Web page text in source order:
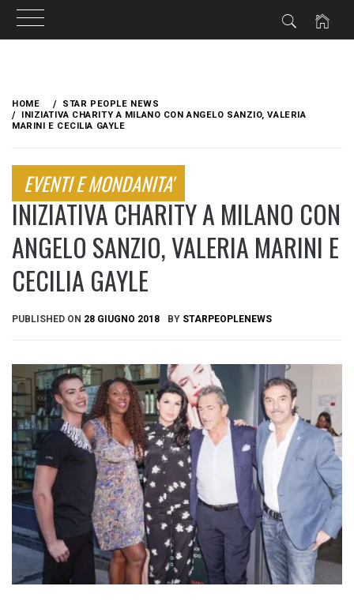
content
HOME
STAR PEOPLE NEWS
INIZIATIVA CHARITY A MILANO CON ANGELO SANZIO, VALERIA
MARINI E CECILIA GAYLE
EVENTI E MONDANITA'
INIZIATIVA CHARITY A MILANO CON
ANGELO SANZIO, VALERIA MARINI E
CECILIA GAYLE
PUBLISHED ON 28 GIUGNO 2018 BY STARPEOPLENEWS